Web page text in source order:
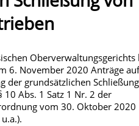
Oberverwaltungsgerichts
6. November 2020 Anträge
der grundsätzlichen
Abs. 1 Satz 1 Nr. 2 der
vom 30. Oktober 2020